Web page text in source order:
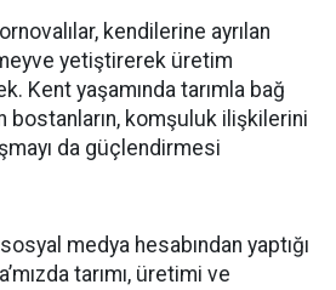
kendilerine ayrılan
yetiştirerek üretim
Kent yaşamında tarımla bağ
bostanların, komşuluk ilişkilerini
da güçlendirmesi
medya hesabından yaptığı
tarımı, üretimi ve